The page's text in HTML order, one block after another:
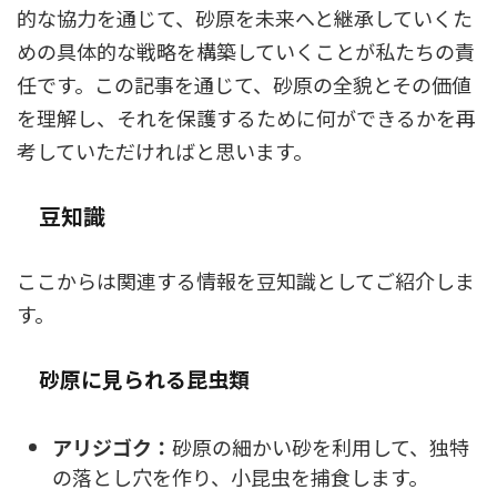
的な協力を通じて、砂原を未来へと継承していくた
めの具体的な戦略を構築していくことが私たちの責
任です。この記事を通じて、砂原の全貌とその価値
を理解し、それを保護するために何ができるかを再
考していただければと思います。
豆知識
ここからは関連する情報を豆知識としてご紹介しま
す。
砂原に見られる昆虫類
アリジゴク： 砂原の細かい砂を利用して、独特
の落とし穴を作り、小昆虫を捕食します。